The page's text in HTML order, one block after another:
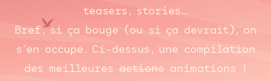
teasers, stories…
Bref, si ça bouge (ou si ça devrait), on
s’en occupe. Ci-dessus, une compilation
des meilleuresactionsanimations !